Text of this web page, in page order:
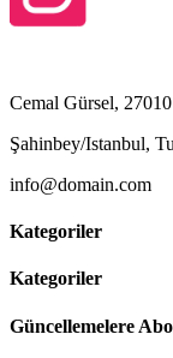
Cemal Gürsel, 27010
Şahinbey/Istanbul,
info@domain.com
Kategoriler
Kategoriler
Güncellemelere